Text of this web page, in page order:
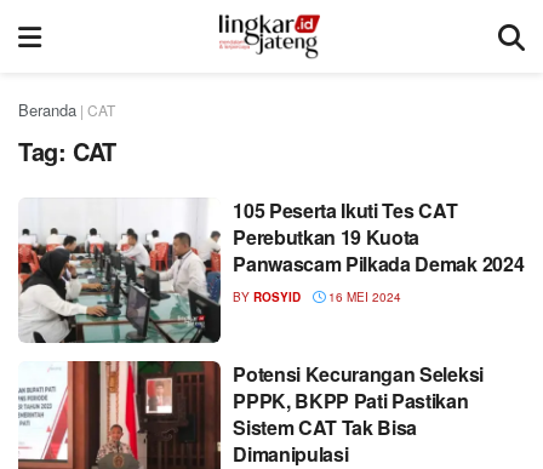
Beranda | CAT
Tag: CAT
105 Peserta Ikuti Tes CAT
Perebutkan 19 Kuota
Panwascam Pilkada Demak 2024
BY ROSYID 16 MEI 2024
Potensi Kecurangan Seleksi
PPPK, BKPP Pati Pastikan
Sistem CAT Tak Bisa
Dimanipulasi